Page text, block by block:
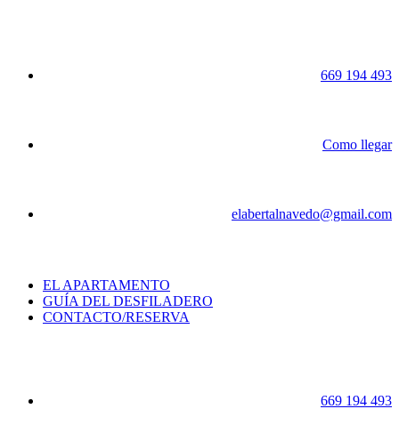
669 194 493
Como llegar
elabertalnavedo@gmail.com
EL APARTAMENTO
GUÍA DEL DESFILADERO
CONTACTO/RESERVA
669 194 493